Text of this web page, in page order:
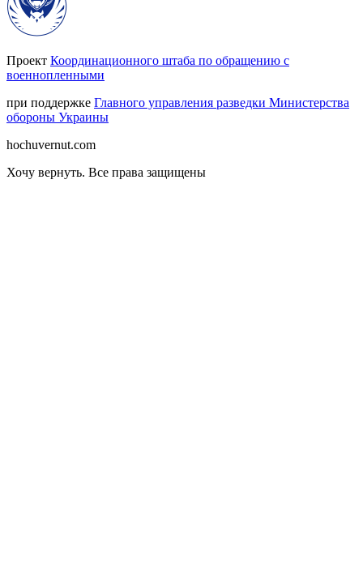
Проект Координационного штаба по обращению с
военнопленными
при поддержке Главного управления разведки Министерства
обороны Украины
hochuvernut.com
Хочу вернуть. Все права защищены